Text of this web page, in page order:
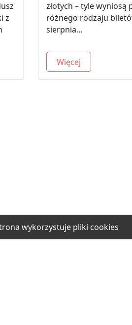
z
złotych – tyle wyniosą
różnego rodzaju
sierpnia…
Więcej
wykorzystuje pliki cookies